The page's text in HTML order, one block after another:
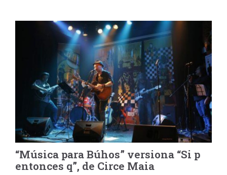
“Música para Búhos” versiona “Si p
entonces q”, de Circe Maia